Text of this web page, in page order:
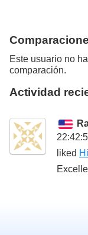
Este usuario no
comparación.
Actividad
liked